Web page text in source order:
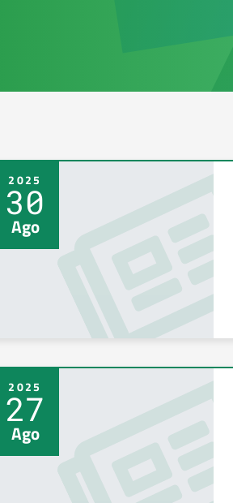
2025
30
Ago
2025
27
Ago